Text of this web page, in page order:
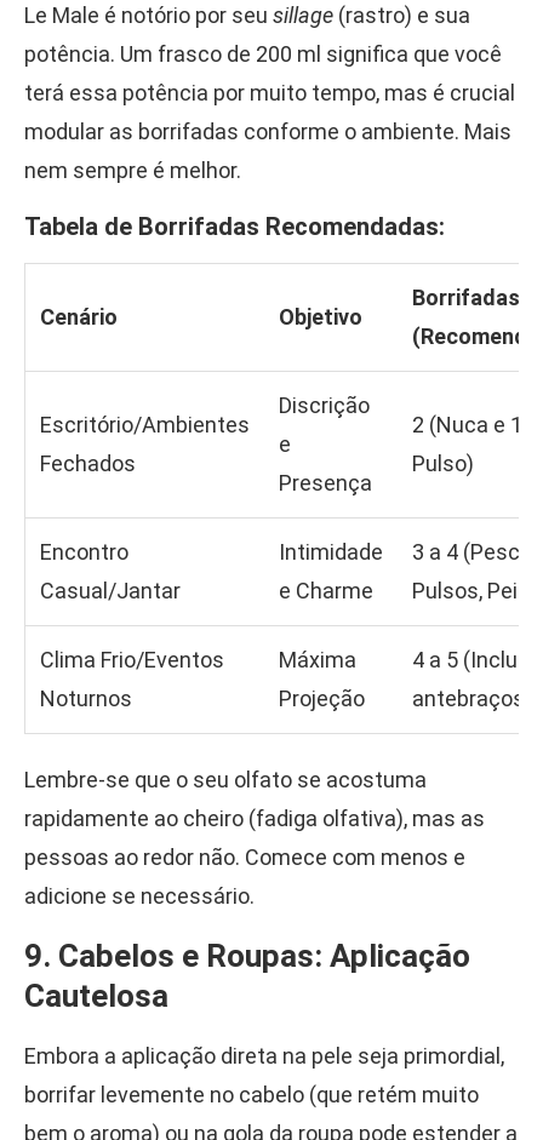
Le Male é notório por seu sillage (rastro) e sua
potência. Um frasco de 200 ml significa que você
terá essa potência por muito tempo, mas é crucial
modular as borrifadas conforme o ambiente. Mais
nem sempre é melhor.
Tabela de Borrifadas Recomendadas:
Cenário Objetivo
Borrifadas
Escritório/Ambientes
Fechados
Discrição
e
Presença
2 (Nuca e 1
Pulso)
Encontro
Casual/Jantar
Intimidade
e Charme
3 a 4
Pulsos,
Clima Frio/Eventos
Noturnos
Máxima
Projeção
4 a 5
antebraços)
Lembre-se que o seu olfato se acostuma
rapidamente ao cheiro (fadiga olfativa), mas as
pessoas ao redor não. Comece com menos e
adicione se necessário.
9. Cabelos e Roupas: Aplicação
Cautelosa
Embora a aplicação direta na pele seja primordial,
borrifar levemente no cabelo (que retém muito
bem o aroma) ou na gola da roupa pode estender a